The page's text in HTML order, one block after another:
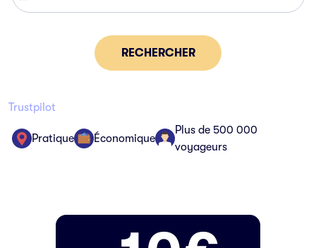
RECHERCHER
Trustpilot
Pratique Économique
Plus de 500 000
voyageurs